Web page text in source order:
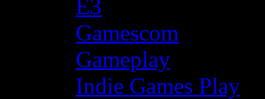
E3
Gamescom
Gameplay
Indie Games Play